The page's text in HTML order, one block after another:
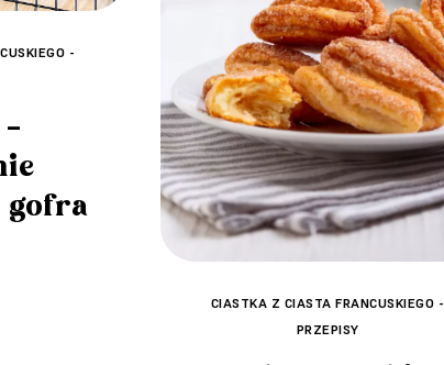
-
gofra
CIASTKA Z CIASTA FRANCUSKIEGO -
PRZEPISY